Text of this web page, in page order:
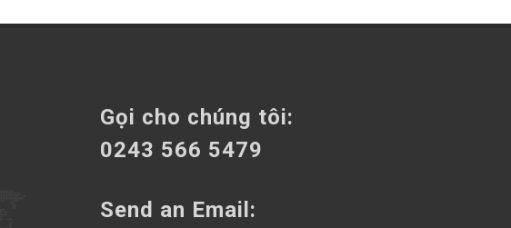
Gọi cho chúng tôi:
0243 566 5479
Send an Email: